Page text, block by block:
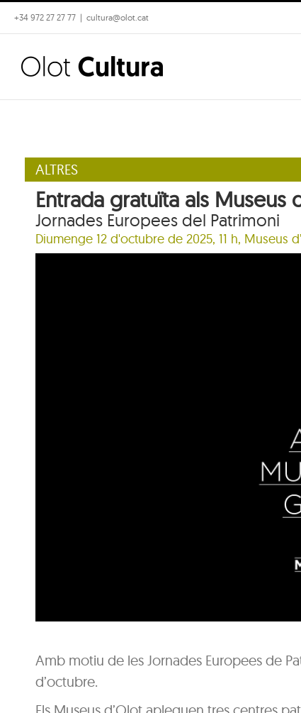
Skip
to
content
+34 972 27 27 77 | cultura@olot.cat
ALTRES
Entrada gratuïta als Museus
Jornades Europees del Patrimoni
Diumenge 12 d'octubre de 2025, 11 h, Museus
Amb motiu de les Jornades Europees de
d’octubre.